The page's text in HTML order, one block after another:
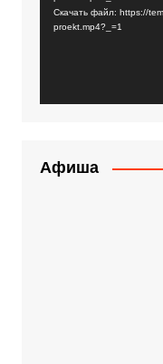
Скачать файл: https://
proekt.mp4?_=1
Афиша